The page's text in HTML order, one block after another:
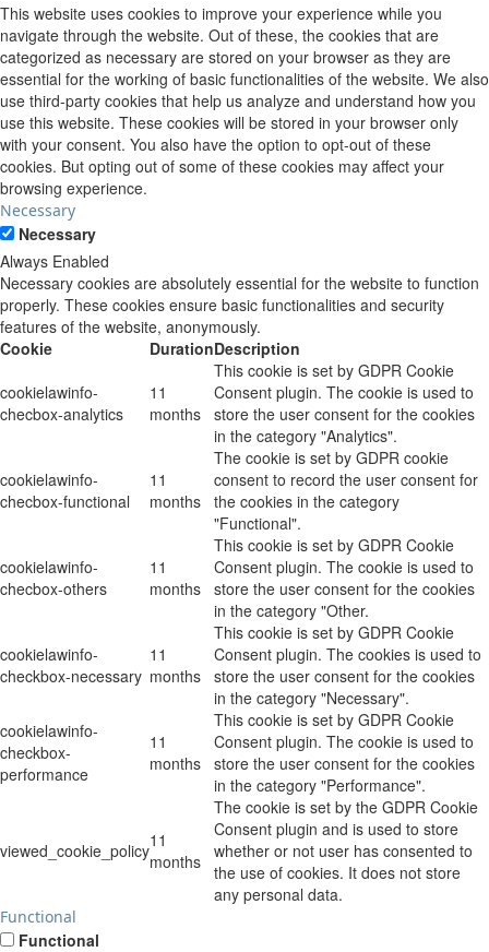
This website uses cookies to improve your experience while you
navigate through the website. Out of these, the cookies that are
categorized as necessary are stored on your browser as they are
essential for the working of basic functionalities of the website. We also
use third-party cookies that help us analyze and understand how you
use this website. These cookies will be stored in your browser only
with your consent. You also have the option to opt-out of these
cookies. But opting out of some of these cookies may affect your
browsing experience.
Necessary
Necessary
Always Enabled
Necessary cookies are absolutely essential for the website to function
properly. These cookies ensure basic functionalities and security
features of the website, anonymously.
Cookie
DurationDescription
cookielawinfo-
checbox-analytics
11
months
This cookie is set by GDPR Cookie
Consent plugin. The cookie is used to
store the user consent for the cookies
in the category "Analytics".
cookielawinfo-
checbox-functional
11
months
The cookie is set by GDPR cookie
consent to record the user consent for
the cookies in the category
"Functional".
cookielawinfo-
checbox-others
11
months
This cookie is set by GDPR Cookie
Consent plugin. The cookie is used to
store the user consent for the cookies
in the category "Other.
cookielawinfo-
checkbox-necessary
11
months
This cookie is set by GDPR Cookie
Consent plugin. The cookies is used to
store the user consent for the cookies
in the category "Necessary".
cookielawinfo-
checkbox-
performance
11
months
This cookie is set by GDPR Cookie
Consent plugin. The cookie is used to
store the user consent for the cookies
in the category "Performance".
viewed_cookie_policy11
months
The cookie is set by the GDPR Cookie
Consent plugin and is used to store
whether or not user has consented to
the use of cookies. It does not store
any personal data.
Functional
Functional